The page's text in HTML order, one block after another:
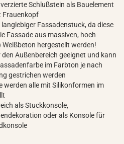
Schlußstein als Bauelement
Frauenkopf
Fassadenstuck, da diese
Fassade aus massiven, hoch
hergestellt werden!
Außenbereich geeignet und kann
im Farbton je nach
gestrichen werden
werden alle mit Silikonformen im
als Stuckkonsole,
oder als Konsole für